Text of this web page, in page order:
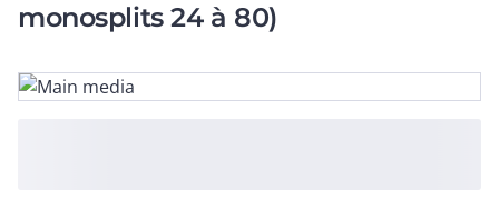
monosplits 24 à 80)